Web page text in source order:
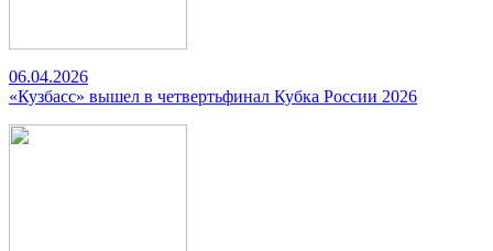
06.04.2026
«Кузбасс» вышел в четвертьфинал Кубка России 2026